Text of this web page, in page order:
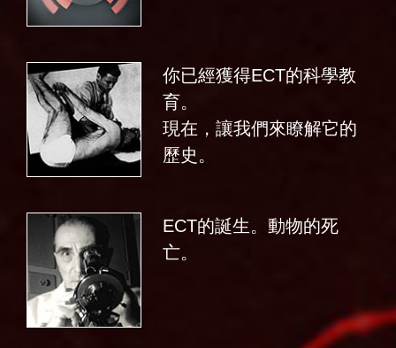
你已經獲得ECT的科學教
育。
現在，讓我們來瞭解它的
歷史。
ECT的誕生。動物的死
亡。